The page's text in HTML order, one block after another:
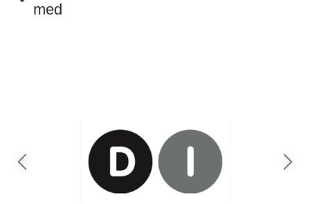
med
Previous slide Next